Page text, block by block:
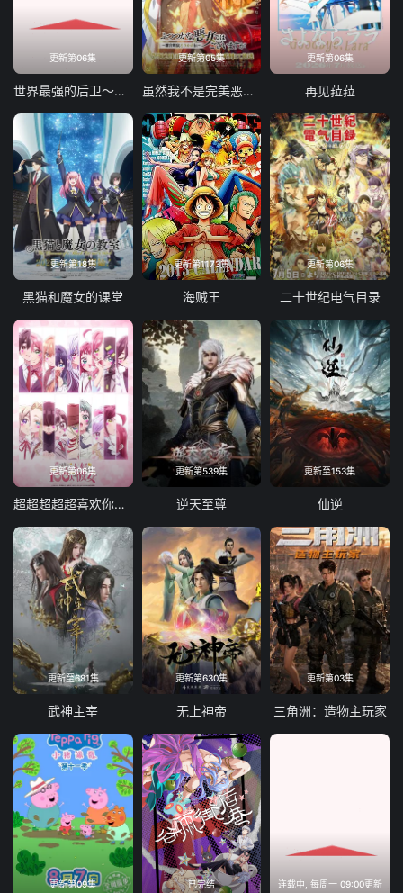
更新第06集
世界最强的后卫～迷宫国的新人探索者～
更新第05集
虽然我不是完美恶女～雏宫蝶鼠替换传～
更新第06集
再见菈菈
更新第18集
黑猫和魔女的课堂
更新第1173集
海贼王
更新第06集
二十世纪电气目录
更新第06集
超超超超超喜欢你的100个女朋友第三季
更新第539集
逆天至尊
更新至153集
仙逆
更新至681集
武神主宰
更新第630集
无上神帝
更新第03集
三角洲：造物主玩家
更新第09集 已完结 连载中, 每周一 09:00更新